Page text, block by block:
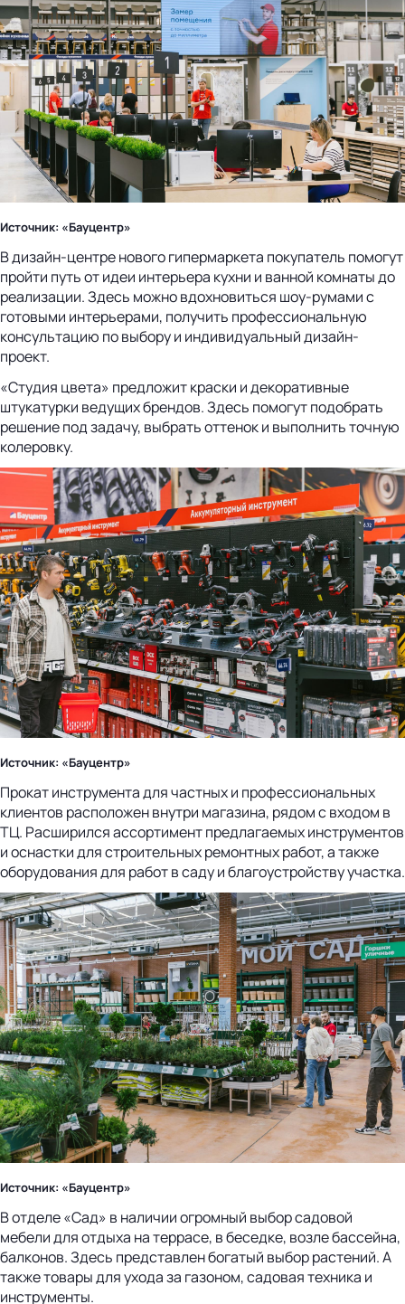
Источник: «Бауцентр»
В дизайн‑центре нового гипермаркета покупатель помогут
пройти путь от идеи интерьера кухни и ванной комнаты до
реализации. Здесь можно вдохновиться шоу-румами с
готовыми интерьерами, получить профессиональную
консультацию по выбору и индивидуальный дизайн-
проект.
«Студия цвета» предложит краски и декоративные
штукатурки ведущих брендов. Здесь помогут подобрать
решение под задачу, выбрать оттенок и выполнить точную
колеровку.
Источник: «Бауцентр»
Прокат инструмента для частных и профессиональных
клиентов расположен внутри магазина, рядом с входом в
ТЦ. Расширился ассортимент предлагаемых инструментов
и оснастки для строительных ремонтных работ, а также
оборудования для работ в саду и благоустройству участка.
Источник: «Бауцентр»
В отделе «Сад» в наличии огромный выбор садовой
мебели для отдыха на террасе, в беседке, возле бассейна,
балконов. Здесь представлен богатый выбор растений. А
также товары для ухода за газоном, садовая техника и
инструменты.